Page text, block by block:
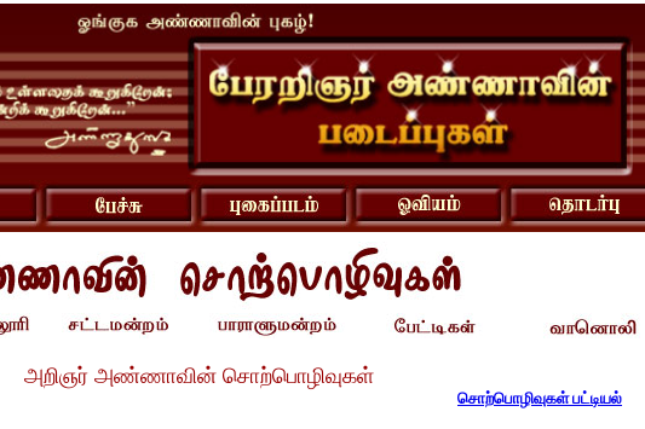
அறிஞர் அண்ணாவின் சொற்பொழிவுகள்
சொற்பொழிவுகள் பட்டியல்